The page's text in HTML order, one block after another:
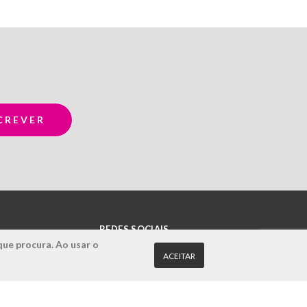
REDES SOCIAIS
procura. Ao usar o
ACEITAR